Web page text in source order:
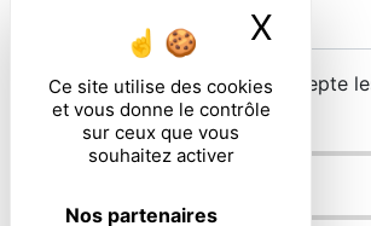
Ce site utilise des cookies
et vous donne le contrôle
sur ceux que vous
souhaitez activer
Nos partenaires
X
En cochant cette case, j'accepte
particulières ci-dessous **